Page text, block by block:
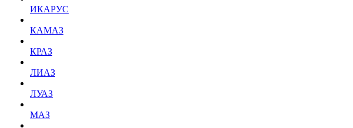
ИКАРУС
КАМАЗ
КРАЗ
ЛИАЗ
ЛУАЗ
МАЗ